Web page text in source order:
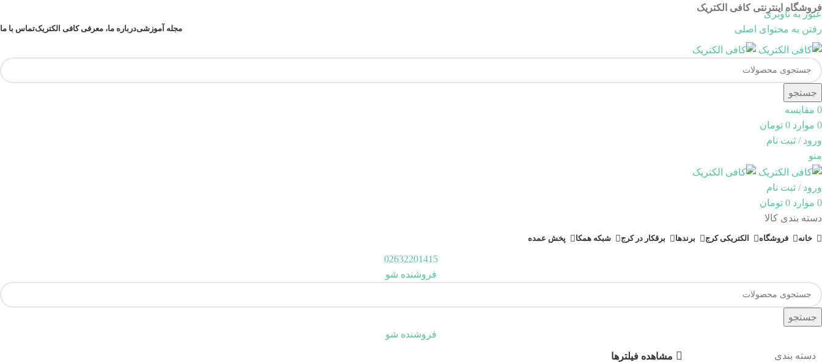
عبور به ناوبری
رفتن به محتوای اصلی
فروشگاه اینترنتی کافی الکتریک
مجله آموزشیدرباره ما، معرفی کافی الکتریکتماس با ما
جستجو
0 مقایسه
0 موارد 0 تومان
ورود / ثبت نام
منو
ورود / ثبت نام
0 موارد 0 تومان
دسته بندی کالا
خانه فروشگاه الکتریکی کرج برندها برقکار در کرج شبکه همکا پخش عمده
02632201415
فروشنده شو
جستجو
فروشنده شو
دسته بندی
مشاهده فیلترها